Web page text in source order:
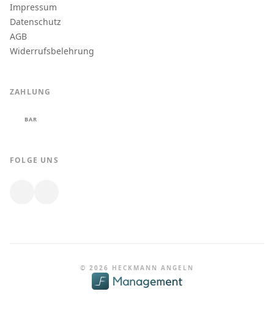
Impressum
Datenschutz
AGB
Widerrufsbelehrung
ZAHLUNG
BAR
FOLGE UNS
© 2026 HECKMANN ANGELN